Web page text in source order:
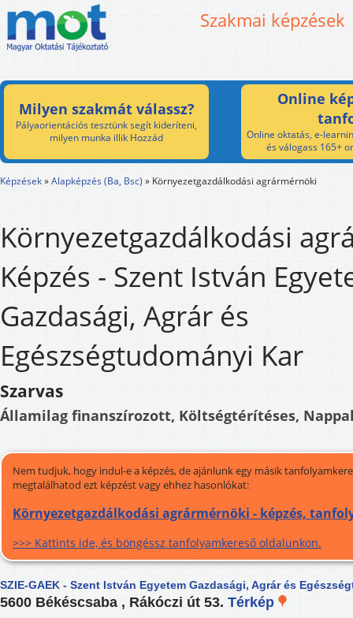
Szakmai képzések
Milyen szakmát válassz?
Pályaorientációs tesztünk segít kideríteni,
milyen munka illik Hozzád
Online
Online oktatás, e-
és válogass 165+
Képzések»Alapképzés (Ba, Bsc) » Környezetgazdálkodási agrármérnöki
Környezetgazdálkodási
Képzés - Szent István
Gazdasági, Agrár és
Egészségtudományi Kar
Szarvas
Államilag finanszírozott, Költségtérítéses,
Nem tudjuk, hogy indul-e a képzés, de ajánlunk egy másik
megtalálhatod ezt képzést vagy ehhez hasonlókat:
Környezetgazdálkodási agrármérnöki - képzés,
>>> Kattints ide, és böngéssz tanfolyamkereső oldalunkon.
SZIE-GAEK - Szent István Egyetem Gazdasági, Agrár és
5600 Békéscsaba , Rákóczi út 53. Térkép